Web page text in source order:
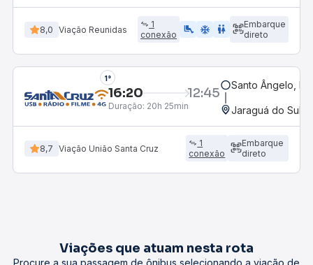
8,0 Viação Reunidas
1
conexão
airline_seat_legroom_extra ac_unit wc
Embarque
direto
1°
16:20 12:45
Duração: 20h 25min
Santo Ângelo, RS
Jaraguá do Sul,
8,7 Viação União Santa Cruz
1
conexão
Embarque
direto
Viações que atuam nesta rota
Procure a sua passagem de ônibus selecionando a viação de